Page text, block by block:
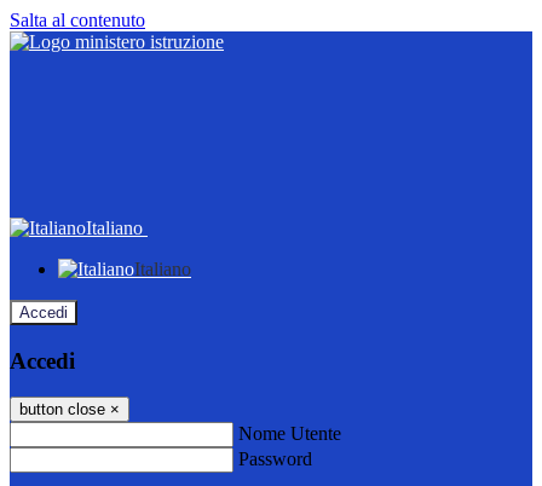
Salta al contenuto
Italiano
Italiano
Accedi
Accedi
button close ×
Nome Utente
Password